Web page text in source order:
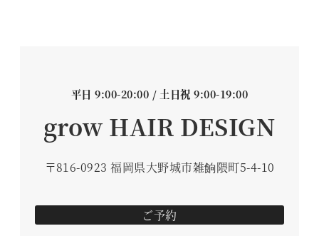
平日 9:00-20:00 / 土日祝 9:00-19:00
grow HAIR DESIGN
〒816-0923 福岡県大野城市雑餉隈町5-4-10
ご予約